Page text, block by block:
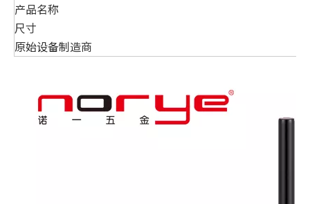
产品名称
尺寸
原始设备制造商